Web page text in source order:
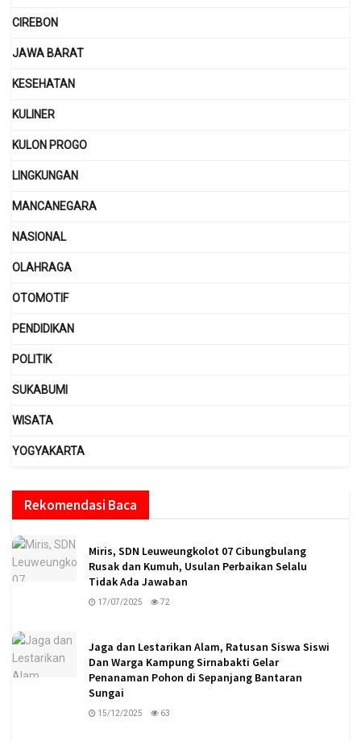
CIREBON
JAWA BARAT
KESEHATAN
KULINER
KULON PROGO
LINGKUNGAN
MANCANEGARA
NASIONAL
OLAHRAGA
OTOMOTIF
PENDIDIKAN
POLITIK
SUKABUMI
WISATA
YOGYAKARTA
Rekomendasi Baca
Miris, SDN Leuweungkolot 07 Cibungbulang
Rusak dan Kumuh, Usulan Perbaikan Selalu
Tidak Ada Jawaban
17/07/2025 72
Jaga dan Lestarikan Alam, Ratusan Siswa Siswi
Dan Warga Kampung Sirnabakti Gelar
Penanaman Pohon di Sepanjang Bantaran
Sungai
15/12/2025 63